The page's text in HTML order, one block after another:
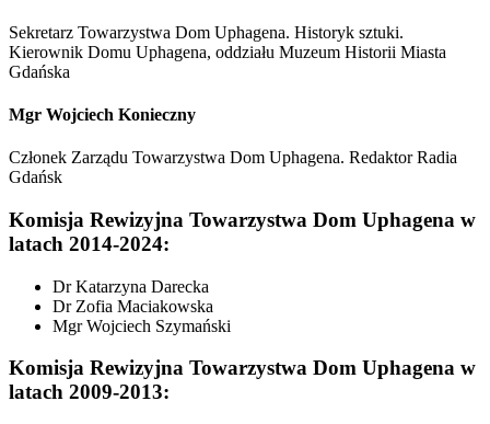
Sekretarz Towarzystwa Dom Uphagena. Historyk sztuki.
Kierownik Domu Uphagena, oddziału Muzeum Historii Miasta
Gdańska
Mgr Wojciech Konieczny
Członek Zarządu Towarzystwa Dom Uphagena. Redaktor Radia
Gdańsk
Komisja Rewizyjna Towarzystwa Dom Uphagena w
latach 2014-2024:
Dr Katarzyna Darecka
Dr Zofia Maciakowska
Mgr Wojciech Szymański
Komisja Rewizyjna Towarzystwa Dom Uphagena w
latach 2009-2013: